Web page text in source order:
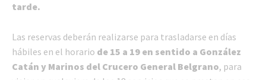
tarde.
Las reservas deberán realizarse para trasladarse en días
hábiles en el horario de 15 a 19 en sentido a González
Catán y Marinos del Crucero General Belgrano, para